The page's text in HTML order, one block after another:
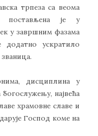
трпеза са веома
постављена је у
у завршним фазама
ускратило
дисциплина у
највећа
храмовне славе и
Господ коме на